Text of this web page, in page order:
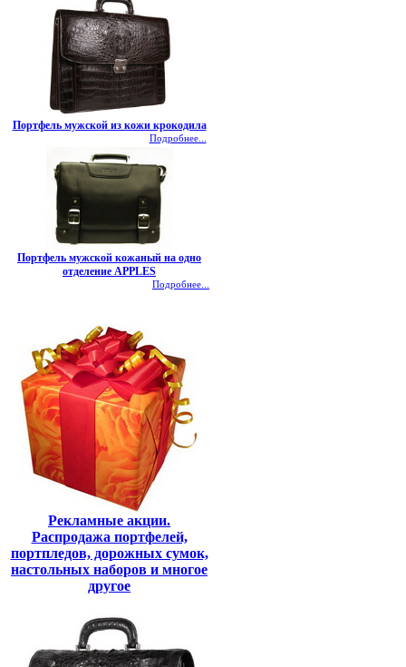
Портфель мужской из кожи крокодила
Подробнее...
Портфель мужской кожаный на одно
отделение APPLES
Подробнее...
Рекламные акции.
Распродажа портфелей,
портпледов, дорожных сумок,
настольных наборов и многое
другое